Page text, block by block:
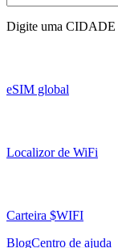
Digite uma CIDADE
eSIM global
Localizor de WiFi
Carteira $WIFI
BlogCentro de ajuda